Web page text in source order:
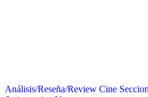
Análisis/Reseña/Review Cine